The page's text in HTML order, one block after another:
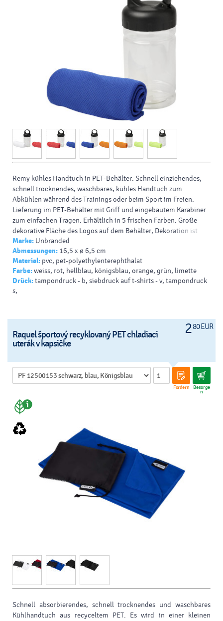
Remy kühles Handtuch in PET-Behälter. Schnell einziehendes,
schnell trocknendes, waschbares, kühles Handtuch zum
Abkühlen während des Trainings oder beim Sport im Freien.
Lieferung im PET-Behälter mit Griff und eingebautem Karabiner
zum einfachen Tragen. Erhältlich in 5 frischen Farben. Große
dekorative Fläche des Logos auf dem Behälter, Dekoration ist
auch auf dem kühlen Handtuch selbst möglich.
cm.PET.0,096.
Druckarten / Dekor :: Sublimationsdruck, Tampondruck,
Siebdruck
Pantone-Farbe: 368C
Farbe HEX: A4C254
Marke: Unbranded
Abmessungen: 16,5 x ø 6,5 cm
Material: pvc, pet-polyethylenterephthalat
Farbe:weiss, rot, hellblau, königsblau, orange, grün, limette
Drück:tampondruck - b, siebdruck auf t-shirts - v, tampondruck
s,
280 EUR
Raquel športový recyklovaný PET chladiaci
uterák v kapsičke
Fordern Besorge
n
Schnell absorbierendes, schnell trocknendes und waschbares
Kühlhandtuch aus recyceltem PET. Es wird in einer kleinen